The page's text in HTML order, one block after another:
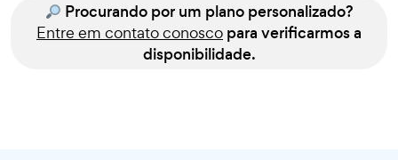
Procurando por um plano personalizado?
Entre em contato conosco para verificarmos a
disponibilidade.